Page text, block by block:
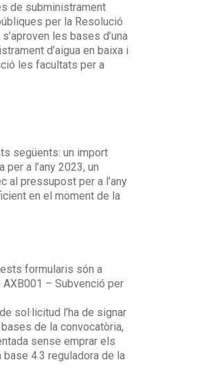
de subministrament
per la Resolució
les bases d’una
d’aigua en baixa i
les facultats per a
següents: un import
a l’any 2023, un
al pressupost per a l’any
en el moment de la
formularis són a
– Subvenció per
sol·licitud l’ha de signar
de la convocatòria,
sense emprar els
4.3 reguladora de la